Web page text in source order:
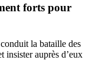
forts pour
la bataille des
insister auprès d’eux